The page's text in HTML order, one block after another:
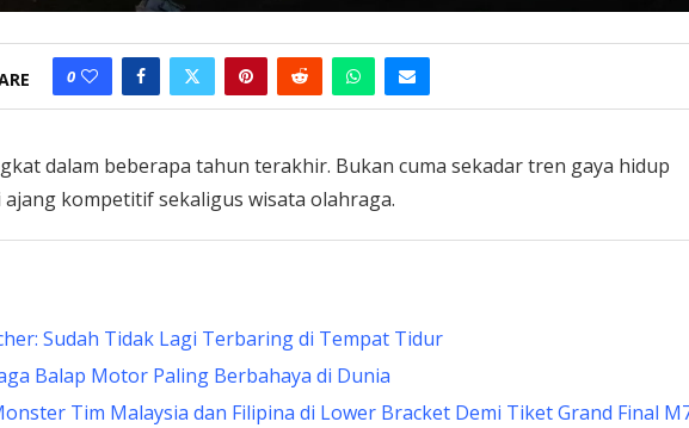
0
dalam beberapa tahun terakhir. Bukan cuma sekadar tren gaya hidup
kompetitif sekaligus wisata olahraga.
Sudah Tidak Lagi Terbaring di Tempat Tidur
Balap Motor Paling Berbahaya di Dunia
Tim Malaysia dan Filipina di Lower Bracket Demi Tiket Grand Final